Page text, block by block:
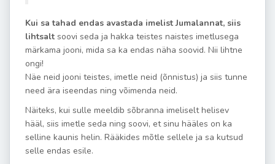
Kui sa tahad endas avastada imelist Jumalannat, siis
lihtsalt soovi seda ja hakka teistes naistes imetlusega
märkama jooni, mida sa ka endas näha soovid. Nii lihtne
ongi!
Näe neid jooni teistes, imetle neid (õnnistus) ja siis tunne
need ära iseendas ning võimenda neid.
Näiteks, kui sulle meeldib sõbranna imeliselt helisev
hääl, siis imetle seda ning soovi, et sinu hääles on ka
selline kaunis helin. Rääkides mõtle sellele ja sa kutsud
selle endas esile.